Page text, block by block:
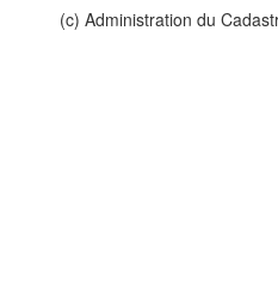
(c) Administration du